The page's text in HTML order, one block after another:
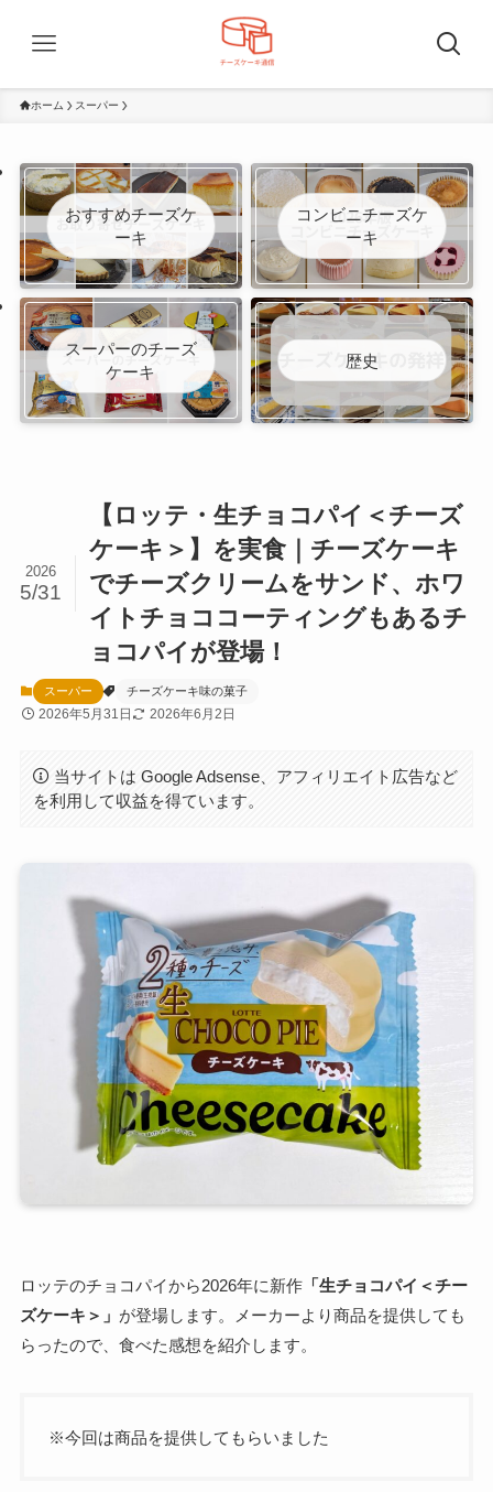
ホーム スーパー
おすすめチーズケ
ーキ
コンビニチーズケ
ーキ
スーパーのチーズ
ケーキ
歴史
【ロッテ・生チョコパイ＜チーズ
ケーキ＞】を実食｜チーズケーキ
でチーズクリームをサンド、ホワ
イトチョココーティングもあるチ
ョコパイが登場！
2026
5/31
スーパー チーズケーキ味の菓子
2026年5月31日 2026年6月2日
当サイトは Google Adsense、アフィリエイト広告など
を利用して収益を得ています。
ロッテのチョコパイから2026年に新作「生チョコパイ＜チー
ズケーキ＞」 が登場します。メーカーより商品を提供しても
らったので、食べた感想を紹介します。
※今回は商品を提供してもらいました